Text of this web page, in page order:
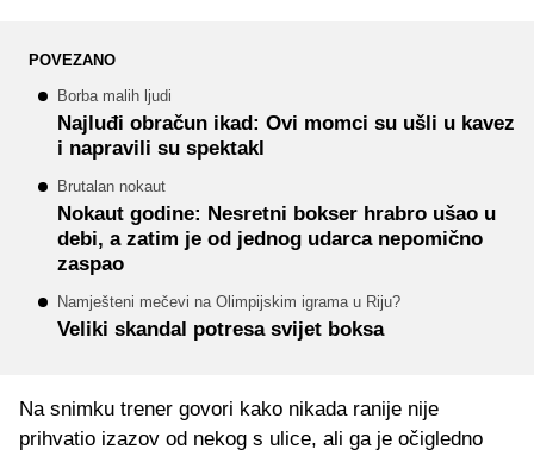
POVEZANO
Borba malih ljudi
Najluđi obračun ikad: Ovi momci su ušli u kavez
i napravili su spektakl
Brutalan nokaut
Nokaut godine: Nesretni bokser hrabro ušao u
debi, a zatim je od jednog udarca nepomično
zaspao
Namješteni mečevi na Olimpijskim igrama u Riju?
Veliki skandal potresa svijet boksa
Na snimku trener govori kako nikada ranije nije
prihvatio izazov od nekog s ulice, ali ga je očigledno